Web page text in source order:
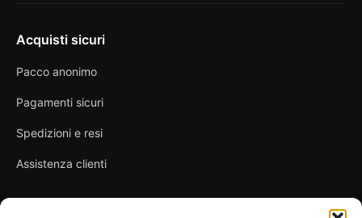
Acquisti sicuri
Pacco anonimo
Pagamenti sicuri
Spedizioni e resi
Assistenza clienti